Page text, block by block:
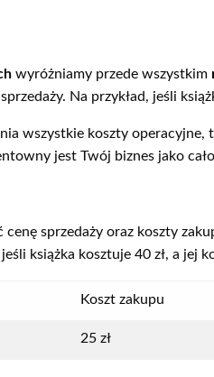
wyróżniamy przede wszystkim
Na przykład, jeśli
wszystkie koszty
jest Twój biznes jako
cenę sprzedaży oraz koszty
jeśli książka kosztuje 40 zł, a
Koszt zakupu
25 zł